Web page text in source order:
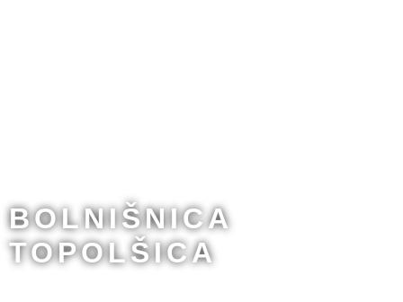
BOLNIŠNICA
TOPOLŠICA